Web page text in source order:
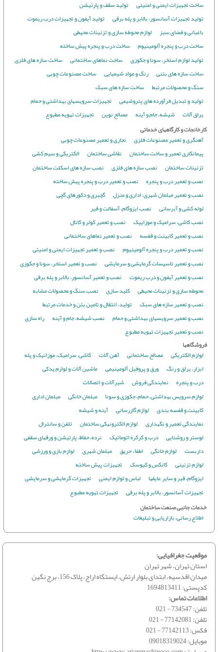
ساخت تجهیزات ایمنی و امنیتی
تولید سقف و پارتیشن
تولید تجهیزات آسانسور، بالابر و پله برقی
تولید آیفون و تجهیزات درب ریموت
باغبانی و فضای سبز
لوازم محوطه سازی و تزئینات محیطی
ساخت درب و پنجره آلومینیوم
ساخت درب و پنجره پیش ساخته
تولید لوازم استخر، سونا و جکوزی
ساخت نماهای ساختمانی
ساخت سازه های فلزی
ساخت سازه های بتنی
رنگ و مواد شیمیایی
ساخت مصنوعات چوبی
سنگ و محصولات مرتبط
ساخت سازه های سبک
تولید و تبدیل فرآورده های پتروشیمی
تجهیزات سرویسهای بهداشتی و حمام
یراق آلات
شیشه، جام و آینه مصالح نوین
تجهیزات تهویه مطبوع
کارخانجات و کارگاههای خدماتی
آهنگری و تعمیر مصنوعات فلزی
نجاری و تعمیر مصنوعات چوبی
پیمانکاری تعمیر و ساخت ساختمان
نقاشی ساختمان
الکتریکی و سیم کشی
تزئینات ساختمان
نصب سازه های فلزی
نصب سازه های اسکلت ساختمان
نصب و تعمیر درب و پنجره
نصب و تعمیر درب و پنجره پیش ساخته
نصب و تعمیر مبلمان شهری، اداری و منزل
گچبری و دکورهای گچی
لوله کشی و آبرسانی
نصب ایزوگام، آسفالت و قیر
نصب کاشی، سرامیک و موزاییک
نصب و تعمیر کولر و کانال
نصب و تعمیر کابینت و قفسه
نصب و تعمیر نماهای ساختمانی
نصب و تعمیر درب و پنجره آلومینیوم
نصب و تعمیر تجهیزات ایمنی و امنیتی
نصب و تعمیر تاسیسات گرمایشی و سرمایشی
نصب و تعمیر استخر، سونا و جکوزی
نصب و تعمیر آیفون و درب ریموت
نصب و تعمیر آسانسور، بالابر و پله برقی
محوطه سازی و تزئینات محیطی
کلید سازی
نصب سنگ و محصولات مشابه
نصب و تعمیر سازه های سبک
تولید، انتقال و تامین بتن و خدمات مرتبط
نصب و تعمیر سرویسهای بهداشتی و حمام
نصب شیشه، جام و آینه
راه سازی
نصب و تعمیر تجهیزات تهویه مطبوع
فروشگاهها
لوازم الکتریکی
مصالح ساختمانی آهن آلات
کاشی، سرامیک، موزائیک و پله
ابزار، یراق و رنگ
ورق و پروفیل آلومینیمی
ماشین آلات و لوازم یدکی
درب و پنجره
نمایندگی فروش
شیرآلات و اتصالات
لوازم سرویس بهداشتی، حمام، جکوزی و سونا
مبلمان خانگی
مبلمان اداری
کابینت و قفسه بندی
لوازم گازرسانی
آینه و شیشه
نمایندگی تعمیر و نگهداری
لوازم الکترونیکی ساختمان
تلفن و سانترال
لوستر و روشنایی
درب و کرکره اتوماتیک
نرده، حفاظ، پارتیشن و ورقهای سقفی
داربست
لوازم خانگی اطفاء حریق مبلمان شهری
لوازم بازی و ورزشی
لوازم تزئینی
کانکس و کیوسک
تجهیزات پیش ساخته
ایزوگام، قیر و سایر عایقها
لباس و لوازم ایمنی
تجهیزات گرمایشی و سرمایشی
تجهیزات آسانسور، بالابر و پله برقی
تجهیزات تهویه مطبوع
خدمات جانبی صنعت ساختمان
اطلاع رسانی، بازاریابی و تبلیغات
موقعیت جغرافیایی:
استان تهران، شهر تهران
میدان اقدسیه، ابتدای بلوار ارتش، ایستگاه اراج، پلاک 156، برج نگین
کدپستی:1694813411
اطلاعات تماس:
تلفن:021 - 734547
تلفن:021 - 77142081
فکس:021 - 77142113
موبایل:09018319024